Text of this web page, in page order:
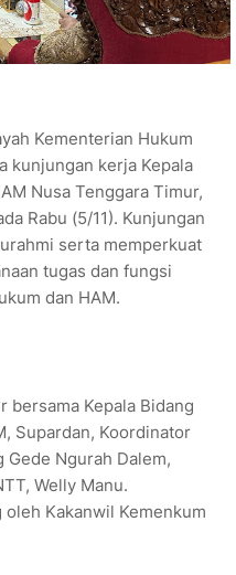
Kementerian Hukum
kunjungan kerja Kepala
Nusa Tenggara Timur,
Rabu (5/11). Kunjungan
serta memperkuat
tugas dan fungsi
dan HAM.
bersama Kepala Bidang
Supardan, Koordinator
Gede Ngurah Dalem,
Welly Manu.
Kakanwil Kemenkum